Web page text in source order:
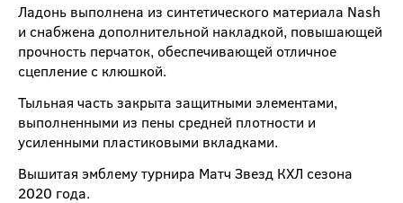
Ладонь выполнена из синтетического материала Nash
и снабжена дополнительной накладкой, повышающей
прочность перчаток, обеспечивающей отличное
сцепление с клюшкой.
Тыльная часть закрыта защитными элементами,
выполненными из пены средней плотности и
усиленными пластиковыми вкладками.
Вышитая эмблему турнира Матч Звезд КХЛ сезона
2020 года.